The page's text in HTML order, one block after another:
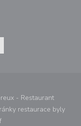
se v novém
((otevře se v
- Restaurant
restaurace byly
((otevře se v novém okně))